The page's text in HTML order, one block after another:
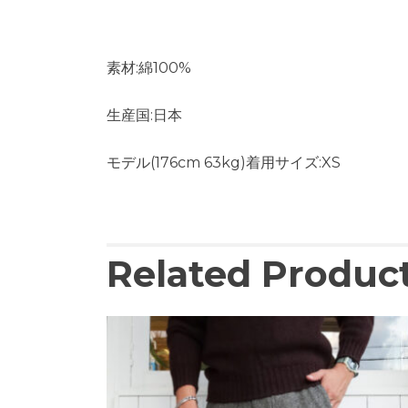
素材:綿100%
生産国:日本
モデル(176cm 63kg)着用サイズ:XS
Related